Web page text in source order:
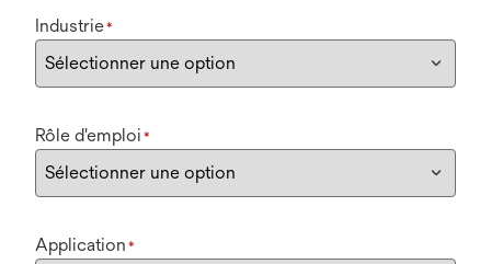
Industrie*
Rôle d'emploi *
Application *